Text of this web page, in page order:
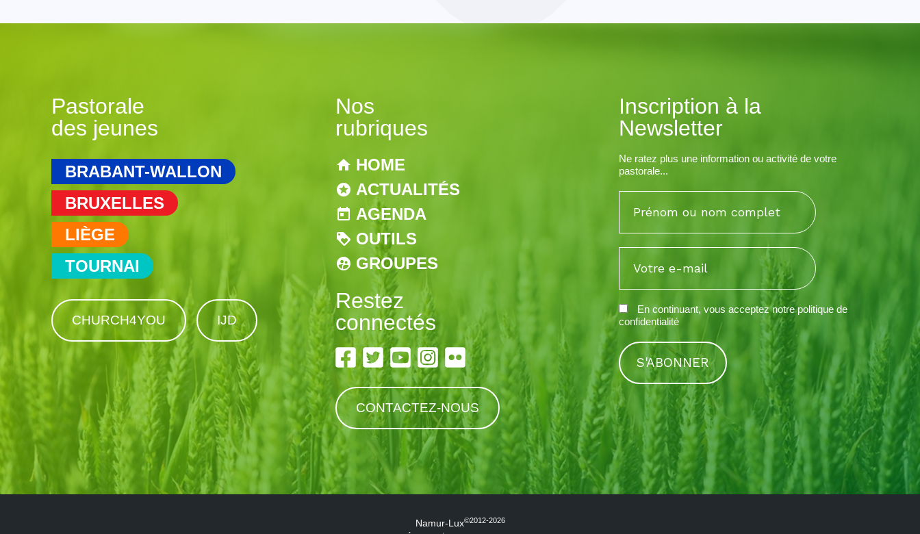
Pastorale
des jeunes
BRABANT-WALLON
BRUXELLES
LIÈGE
TOURNAI
CHURCH4YOU IJD
Nos
rubriques
HOME
ACTUALITÉS
AGENDA
OUTILS
GROUPES
Restez
connectés
CONTACTEZ-NOUS
Inscription à la
Newsletter
Ne ratez plus une information ou activité de votre
pastorale...
En continuant, vous acceptez notrepolitique de
confidentialité
Namur-Lux©2012-2026